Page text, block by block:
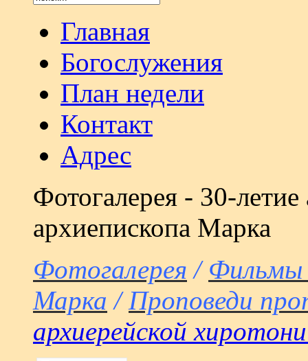
Главная
Богослужения
План недели
Контакт
Адрес
Фотогалерея - 30-
архиепископа Марка
Фотогалерея / Фильмы
Марка /Проповеди
архиерейской